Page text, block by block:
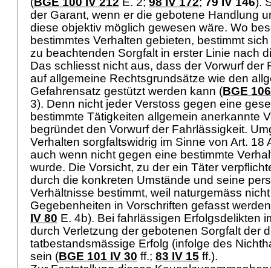
der Garant, wenn er die gebotene Handlung
diese objektiv möglich gewesen wäre. Wo
bestimmtes Verhalten gebieten, bestimmt
zu beachtenden Sorgfalt in erster Linie nach
Das schliesst nicht aus, dass der Vorwurf der
auf allgemeine Rechtsgrundsätze wie den
Gefahrensatz gestützt werden kann (BGE
3). Denn nicht jeder Verstoss gegen eine
bestimmte Tätigkeiten allgemein anerkannte
begründet den Vorwurf der Fahrlässigkeit.
Verhalten sorgfaltswidrig im Sinne von Art. 18
auch wenn nicht gegen eine bestimmte
wurde. Die Vorsicht, zu der ein Täter
durch die konkreten Umstände und seine
Verhältnisse bestimmt, weil naturgemäss
Gegebenheiten in Vorschriften gefasst
IV 80 E. 4b). Bei fahrlässigen Erfolgsdelikten
durch Verletzung der gebotenen Sorgfalt der
tatbestandsmässige Erfolg (infolge des
sein (BGE 101 IV 30 ff.; 83 IV 15 ff.).